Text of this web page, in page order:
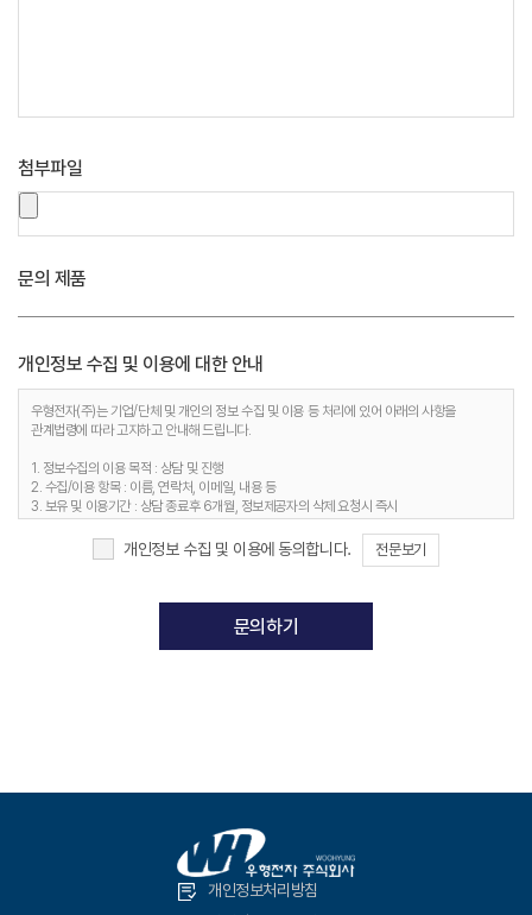
첨부파일
문의 제품
개인정보 수집 및 이용에 대한 안내
우형전자(주)는 기업/단체 및 개인의 정보 수집 및 이용 등 처리에 있어 아래의 사항을
관계법령에 따라 고지하고 안내해 드립니다.
1. 정보수집의 이용 목적 : 상담 및 진행
2. 수집/이용 항목 : 이름, 연락처, 이메일, 내용 등
3. 보유 및 이용기간 : 상담 종료후 6개월, 정보제공자의 삭제 요청시 즉시
개인정보 수집 및 이용에 동의합니다. 전문보기
개인정보처리방침